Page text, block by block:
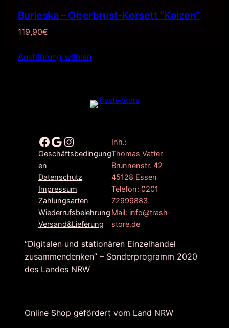
Burleska – Oberbrust-Korsett ”Kaizen”
119,90€
Ausführung wählen
Facebook Google Instagram
Geschäftsbedingung
en
Datenschutz
Impressum
Zahlungsarten
Wiederrufsbelehrung
Versand&Lieferung
Inh.:
Thomas Vatter
Brunnenstr. 42
45128 Essen
Telefon: 0201
72999883
Mail: info@trash-
store.de
“Digitalen und stationären Einzelhandel
zusammendenken” – Sonderprogramm 2020
des Landes NRW
Online Shop gefördert vom Land NRW